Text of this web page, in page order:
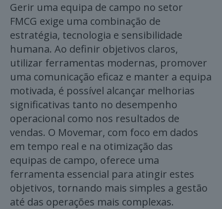
Gerir uma equipa de campo no setor
FMCG exige uma combinação de
estratégia, tecnologia e sensibilidade
humana. Ao definir objetivos claros,
utilizar ferramentas modernas, promover
uma comunicação eficaz e manter a equipa
motivada, é possível alcançar melhorias
significativas tanto no desempenho
operacional como nos resultados de
vendas. O Movemar, com foco em dados
em tempo real e na otimização das
equipas de campo, oferece uma
ferramenta essencial para atingir estes
objetivos, tornando mais simples a gestão
até das operações mais complexas.